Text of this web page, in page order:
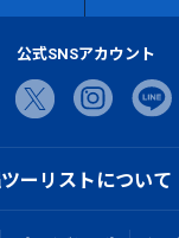
公式SNSアカウント
ーリストについて